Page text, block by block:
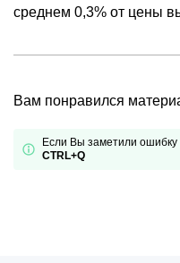
среднем 0,3% от цены
Вам понравился
Если Вы заметили ошибку
CTRL+Q